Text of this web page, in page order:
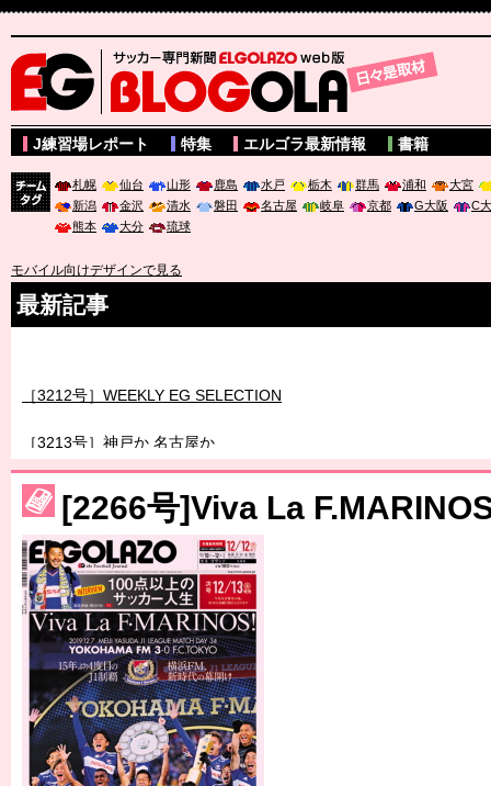
サッカー専門新聞ELGOLAZO web版 BLOGOLA
J練習場レポート 特集 エルゴラ最新情報 書籍
札幌 仙台 山形 鹿島 水戸 栃木 群馬 浦和
大宮
新潟
金沢 清水 磐田 名古屋 岐阜 京都 G大阪
C
熊本
大分 琉球
モバイル向けデザインで見る
最新記事
［3212号］WEEKLY EG SELECTION
［3213号］神戸か 名古屋か
［3214号］WEST制覇
［3215号］WEEKLY EG SELECTION
［3216号］行く末占うラストワン
［3217号］最高の景色へ出国
［3218号］WEEKLY EG SELECTION
［3219号］特別な覇者へ 大逆転か連破か
［3220号］伝説の王者、黄金のシャーレ
[2266号]Viva La